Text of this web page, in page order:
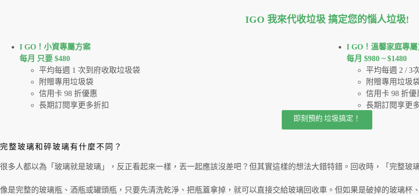
IGO 我來代收垃圾 搞定您的惱人垃圾!
I GO！⼩資專屬⽅案
每月 只要 $480
平均每週 1 次到府收取垃圾袋
附贈專用垃圾袋
信用卡 98 折優惠
長期訂閱享更多折扣
I GO！溫馨家庭專
每月 $980 ~ $1480
平均每週 2 / 3
附贈專用垃圾
信用卡 98 折優
長期訂閱享更
即刻預約 垃圾搞定！
完整玻璃和碎玻璃有什麼不同？
很多人都以為「玻璃就是玻璃」，反正看起來一樣，丟一起應該沒差吧？但其實這樣的想法大錯特錯。回收時，「完整玻
像是完整的玻璃瓶、酒瓶或罐頭瓶，只要先清洗乾淨、把瓶蓋拿掉，就可以直接交給玻璃回收車。但如果是破掉的玻璃